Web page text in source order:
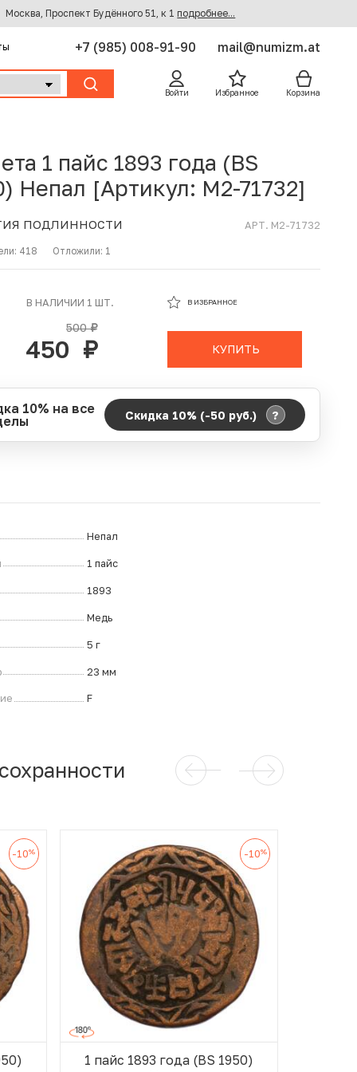
Москва, Проспект Будённого 51, к 1 подробнее...
+7 (985) 008-91-90 mail@numizm.at
Войти Избранное Корзина
1 пайс 1893 года (BS
Непал [Артикул: M2-71732]
ПОДЛИННОСТИ АРТ. M2-71732
418 Отложили: 1
В НАЛИЧИИ 1 ШТ.
500руб.
450 руб.
В ИЗБРАННОЕ
КУПИТЬ
10% на все
Скидка 10% (-50 руб.) ?
Непал
1 пайс
1893
Медь
5 г
23 мм
F
-10% -10%
1 пайс 1893 года (BS 1950)